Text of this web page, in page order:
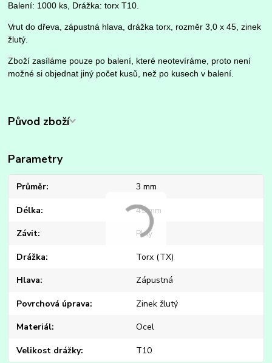
Balení: 1000 ks, Drážka: torx T10.
Vrut do dřeva, zápustná hlava, drážka torx, rozměr 3,0 x 45, zinek
žlutý.
Zboží zasíláme pouze po balení, které neotevíráme, proto není
možné si objednat jiný počet kusů, než po kusech v balení.
Původ zboží
Parametry
Průměr 3 mm
Délka 45 mm
Závit Plný
Drážka Torx (TX)
Hlava Zápustná
Povrchová úprava Zinek žlutý
Materiál Ocel
Velikost drážky T10